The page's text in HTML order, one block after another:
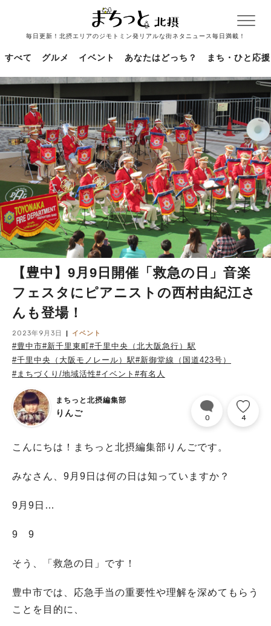
毎日更新！北摂エリアのジモトミン発リアルな街ネタニュース毎日満載！
すべて グルメ イベント あなたはどっち？ まち・ひと応援
【豊中】9月9日開催「救急の日」音楽
フェスタにピアニストの西村由紀江さ
んも登場！
2023年9月3日 イベント
#豊中市#新千里東町#千里中央（北大阪急行）駅
#千里中央（大阪モノレール）駅#新御堂線（国道423号）
#まちづくり/地域活性#イベント #有名人
まちっと北摂編集部
りんご 0 4
こんにちは！まちっと北摂編集部りんごです。
みなさん、9月9日は何の日は知っていますか？
9月9日…
9 9
そう、「救急の日」です！
豊中市では、応急手当の重要性や理解を深めてもらう
ことを目的に、